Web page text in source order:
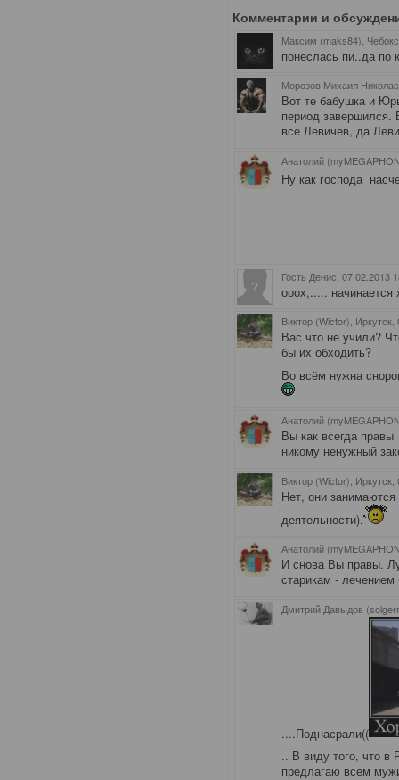
Комментарии и
Максим (maks84),
понеслась пи..да по
Морозов Михаил
Вот те бабушка и
период
все Левичев, да
Анатолий
Ну как господа
Гость Денис , 07.02.2013
ооох,..... начинается
Виктор (Wictor), Иркутск
Вас что не учили?
бы их обходить?
Во всём нужна
Анатолий
Вы как всегда
никому ненужный
Виктор (Wictor), Иркутск
Нет, они
деятельности).
Анатолий
И снова Вы правы.
старикам -
Дмитрий Давыдов
....Поднасрали((
.. В виду того, что в
предлагаю всем